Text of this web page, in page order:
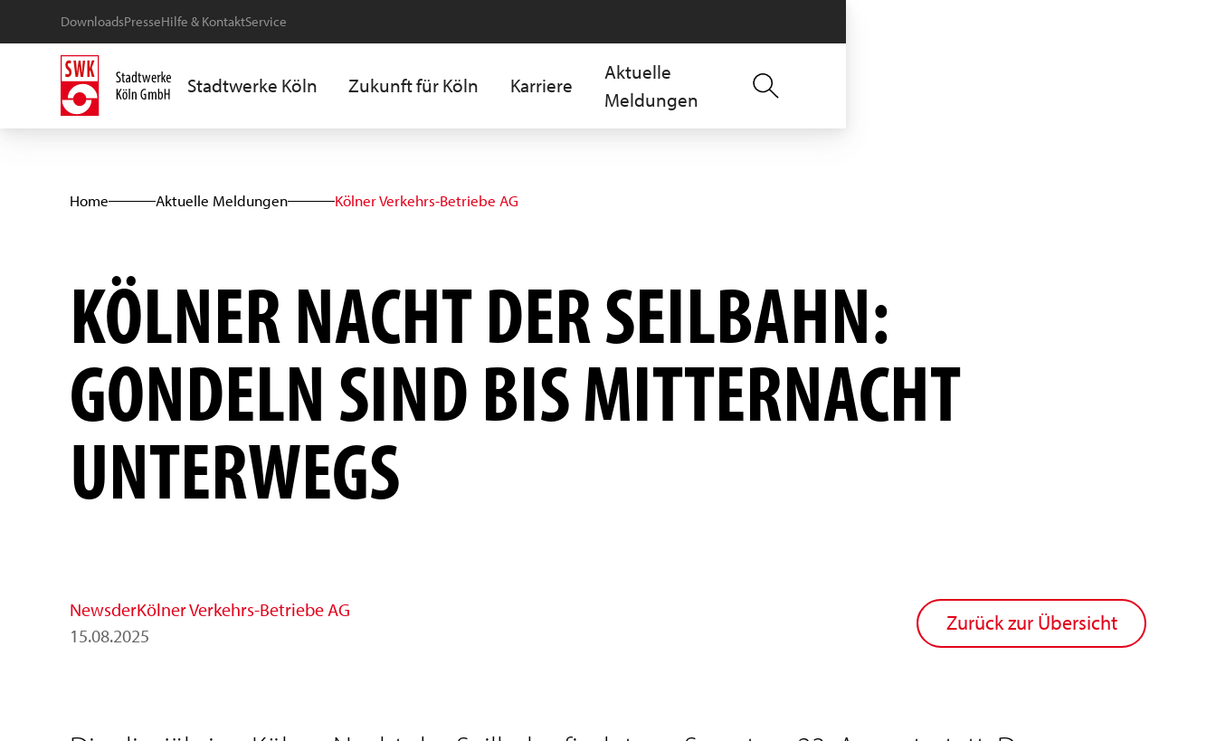
DownloadsPresseHilfe & KontaktService
Stadtwerke Köln Zukunft für Köln Karriere
Aktuelle
Meldungen
Home Aktuelle Meldungen Kölner Verkehrs-Betriebe AG
KÖLNER NACHT DER SEILBAHN:
GONDELN SIND BIS MITTERNACHT
UNTERWEGS
NewsderKölner Verkehrs-Betriebe AG
15.08.2025
Zurück zur Übersicht